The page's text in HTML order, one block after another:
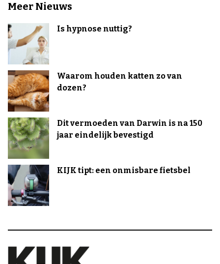
Meer Nieuws
Is hypnose nuttig?
Waarom houden katten zo van
dozen?
Dit vermoeden van Darwin is na 150
jaar eindelijk bevestigd
KIJK tipt: een onmisbare fietsbel